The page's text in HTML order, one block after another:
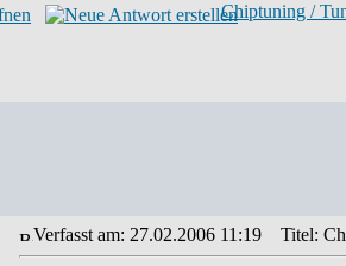
Chiptuning /
Verfasst am: 27.02.2006 11:19 Titel: